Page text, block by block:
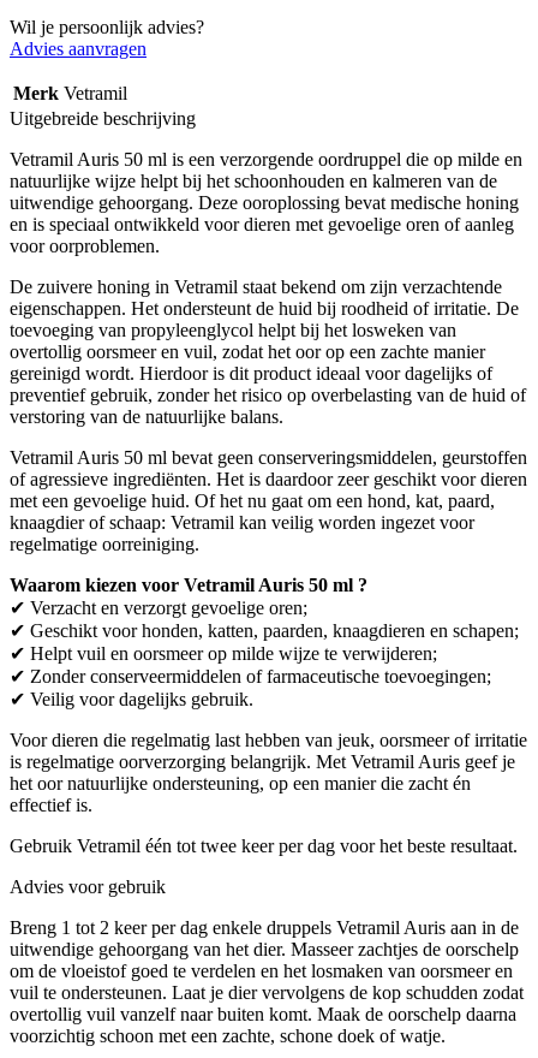
Wil je persoonlijk advies?
Advies aanvragen
Merk Vetramil
Uitgebreide beschrijving
Vetramil Auris 50 ml is een verzorgende oordruppel die op milde en
natuurlijke wijze helpt bij het schoonhouden en kalmeren van de
uitwendige gehoorgang. Deze ooroplossing bevat medische honing
en is speciaal ontwikkeld voor dieren met gevoelige oren of aanleg
voor oorproblemen.
De zuivere honing in Vetramil staat bekend om zijn verzachtende
eigenschappen. Het ondersteunt de huid bij roodheid of irritatie. De
toevoeging van propyleenglycol helpt bij het losweken van
overtollig oorsmeer en vuil, zodat het oor op een zachte manier
gereinigd wordt. Hierdoor is dit product ideaal voor dagelijks of
preventief gebruik, zonder het risico op overbelasting van de huid of
verstoring van de natuurlijke balans.
Vetramil Auris 50 ml bevat geen conserveringsmiddelen, geurstoffen
of agressieve ingrediënten. Het is daardoor zeer geschikt voor dieren
met een gevoelige huid. Of het nu gaat om een hond, kat, paard,
knaagdier of schaap: Vetramil kan veilig worden ingezet voor
regelmatige oorreiniging.
Waarom kiezen voor Vetramil Auris 50 ml ?
✔ Verzacht en verzorgt gevoelige oren;
✔ Geschikt voor honden, katten, paarden, knaagdieren en schapen;
✔ Helpt vuil en oorsmeer op milde wijze te verwijderen;
✔ Zonder conserveermiddelen of farmaceutische toevoegingen;
✔ Veilig voor dagelijks gebruik.
Voor dieren die regelmatig last hebben van jeuk, oorsmeer of irritatie
is regelmatige oorverzorging belangrijk. Met Vetramil Auris geef je
het oor natuurlijke ondersteuning, op een manier die zacht én
effectief is.
Gebruik Vetramil één tot twee keer per dag voor het beste resultaat.
Advies voor gebruik
Breng 1 tot 2 keer per dag enkele druppels Vetramil Auris aan in de
uitwendige gehoorgang van het dier. Masseer zachtjes de oorschelp
om de vloeistof goed te verdelen en het losmaken van oorsmeer en
vuil te ondersteunen. Laat je dier vervolgens de kop schudden zodat
overtollig vuil vanzelf naar buiten komt. Maak de oorschelp daarna
voorzichtig schoon met een zachte, schone doek of watje.